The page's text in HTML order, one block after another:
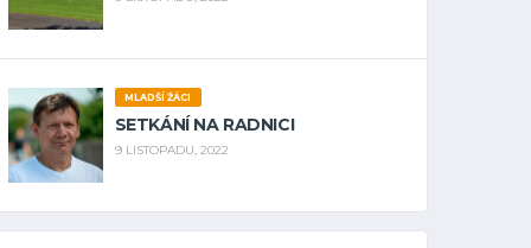
MLADŠÍ ŽÁCI
SETKÁNÍ NA RADNICI
9 LISTOPADU, 2022